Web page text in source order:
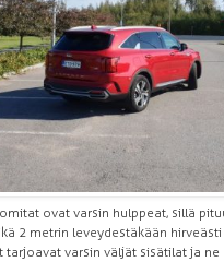
ovat varsin hulppeat, sillä
2 metrin leveydestäkään
tarjoavat varsin väljät sisätilat ja ne